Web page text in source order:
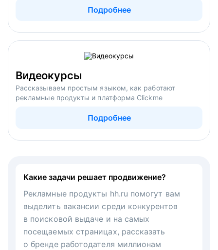
Подробнее
Видеокурсы
Рассказываем простым языком, как работают
рекламные продукты и платформа Clickme
Подробнее
Какие задачи решает продвижение?
Рекламные продукты hh.ru помогут вам
выделить вакансии среди конкурентов
в поисковой выдаче и на самых
посещаемых страницах, рассказать
о бренде работодателя миллионам